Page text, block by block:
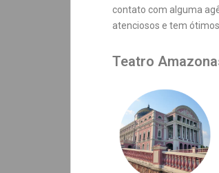
contato com alguma
atenciosos e tem
Teatro